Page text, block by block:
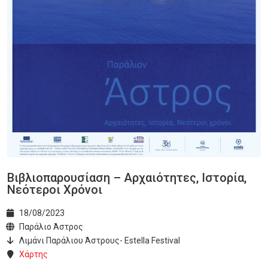
Βιβλιοπαρουσίαση – Αρχαιότητες, Ιστορία,
Νεότεροι Χρόνοι
18/08/2023
Παράλιο Άστρος
Λιμάνι Παράλιου Άστρους- Estella Festival
Χάρτης